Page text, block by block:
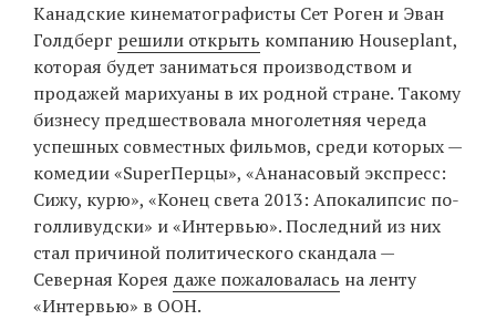
EN
UA
Канадские кинематографисты Сет Роген и Эван
Голдберг решили открыть компанию Houseplant,
которая будет заниматься производством и
продажей марихуаны в их родной стране. Такому
бизнесу предшествовала многолетняя череда
успешных совместных фильмов, среди которых —
комедии «SuperПерцы», «Ананасовый экспресс:
Сижу, курю», «Конец света 2013: Апокалипсис по-
голливудски» и «Интервью». Последний из них
стал причиной политического скандала —
Северная Корея даже пожаловалась на ленту
«Интервью» в ООН.